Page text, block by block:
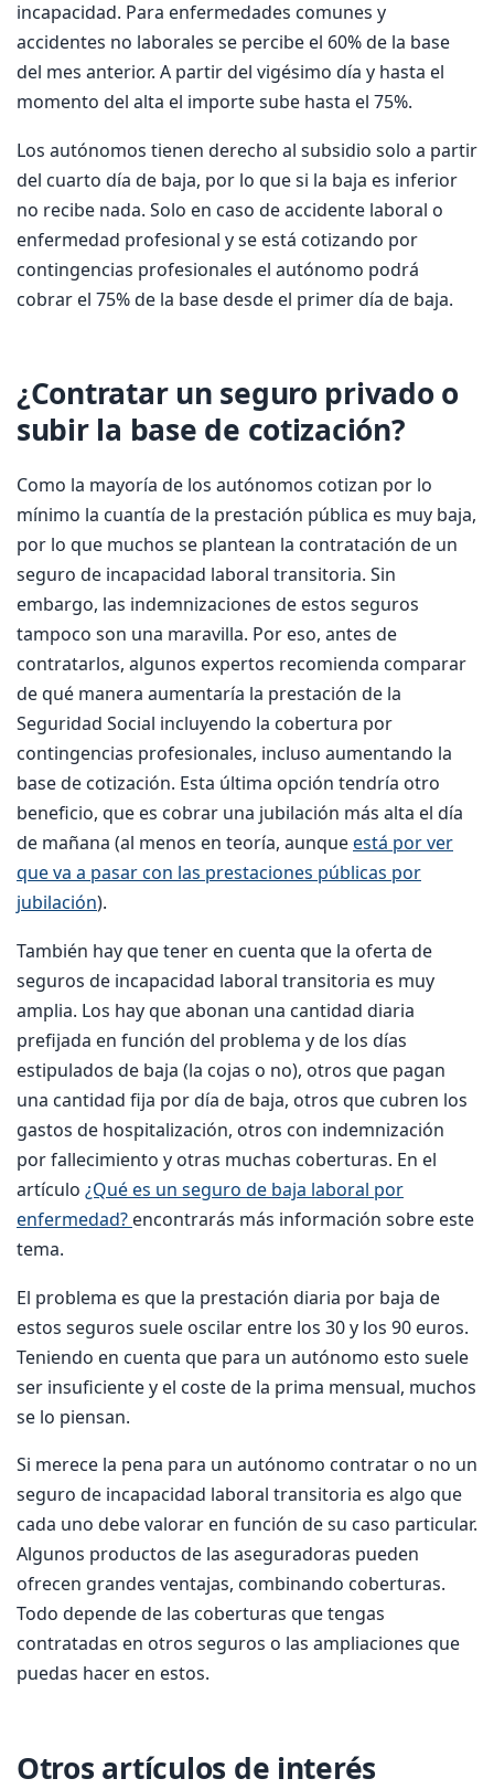
incapacidad. Para enfermedades comunes y
accidentes no laborales se percibe el 60% de la base
del mes anterior. A partir del vigésimo día y hasta el
momento del alta el importe sube hasta el 75%.
Los autónomos tienen derecho al subsidio solo a partir
del cuarto día de baja, por lo que si la baja es inferior
no recibe nada. Solo en caso de accidente laboral o
enfermedad profesional y se está cotizando por
contingencias profesionales el autónomo podrá
cobrar el 75% de la base desde el primer día de baja.
¿Contratar un seguro privado o
subir la base de cotización?
Como la mayoría de los autónomos cotizan por lo
mínimo la cuantía de la prestación pública es muy baja,
por lo que muchos se plantean la contratación de un
seguro de incapacidad laboral transitoria. Sin
embargo, las indemnizaciones de estos seguros
tampoco son una maravilla. Por eso, antes de
contratarlos, algunos expertos recomienda comparar
de qué manera aumentaría la prestación de la
Seguridad Social incluyendo la cobertura por
contingencias profesionales, incluso aumentando la
base de cotización. Esta última opción tendría otro
beneficio, que es cobrar una jubilación más alta el día
de mañana (al menos en teoría, aunqueestá por ver
que va a pasar con las prestaciones públicas por
jubilación).
También hay que tener en cuenta que la oferta de
seguros de incapacidad laboral transitoria es muy
amplia. Los hay que abonan una cantidad diaria
prefijada en función del problema y de los días
estipulados de baja (la cojas o no), otros que pagan
una cantidad fija por día de baja, otros que cubren los
gastos de hospitalización, otros con indemnización
por fallecimiento y otras muchas coberturas. En el
artículo ¿Qué es un seguro de baja laboral por
enfermedad? encontrarás más información sobre este
tema.
El problema es que la prestación diaria por baja de
estos seguros suele oscilar entre los 30 y los 90 euros.
Teniendo en cuenta que para un autónomo esto suele
ser insuficiente y el coste de la prima mensual, muchos
se lo piensan.
Si merece la pena para un autónomo contratar o no un
seguro de incapacidad laboral transitoria es algo que
cada uno debe valorar en función de su caso particular.
Algunos productos de las aseguradoras pueden
ofrecen grandes ventajas, combinando coberturas.
Todo depende de las coberturas que tengas
contratadas en otros seguros o las ampliaciones que
puedas hacer en estos.
Otros artículos de interés